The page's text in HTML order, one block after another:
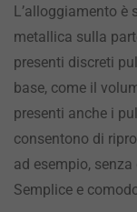
L’alloggiamento è
metallica sulla
presenti discreti
base, come il
presenti anche i
consentono di
ad esempio, senza
Semplice e